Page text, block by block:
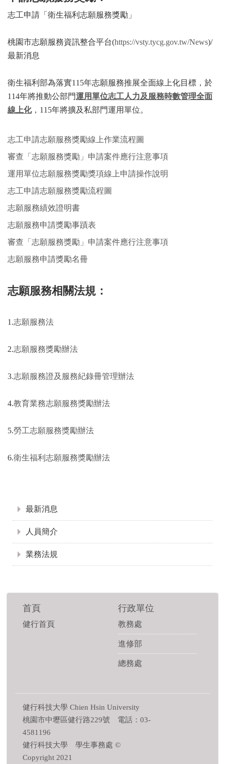
志工申請「衛生福利志願服務獎勵」
桃園市志願服務資訊整合平台(https://vsty.tycg.gov.tw/News)/
最新消息
衛生福利部為落實115年志願服務推展全面線上化目標，於
114年將推動公部門運用單位志工人力及服務時數管理全面
線上化，115年將擴及私部門運用單位。
志工申請志願服務獎勵線上作業流程圖
審查「志願服務獎勵」申請案件應行注意事項
運用單位志願服務獎勵獎項線上申請操作說明
志工申請志願服務獎勵流程圖
志願服務績效證明書
志願服務申請獎勵事蹟表
審查「志願服務獎勵」申請案件應行注意事項
志願服務申請獎勵名冊
志願服務相關法規：
1.志願服務法
2.志願服務獎勵辦法
3.志願服務證及服務紀錄冊管理辦法
4.教育業務志願服務獎勵辦法
5.勞工志願服務獎勵辦法
6.衛生福利志願服務獎勵辦法
最新消息
人員簡介
業務法規
首頁
健行首頁
行政單位
教務處
進修部
總務處
健行科技大學 Chien Hsin University
桃園市中壢區健行路229號 電話：03-
4581196
健行科技大學 學生事務處 ©
Copyright 2021